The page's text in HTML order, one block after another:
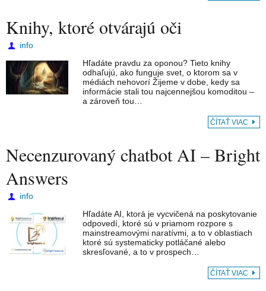
Knihy, ktoré otvárajú oči
info
Hľadáte pravdu za oponou? Tieto knihy
odhaľujú, ako funguje svet, o ktorom sa v
médiách nehovorí Žijeme v dobe, kedy sa
informácie stali tou najcennejšou komoditou –
a zároveň tou…
ČÍTAŤ VIAC
Necenzurovaný chatbot AI – Bright
Answers
info
Hľadáte AI, ktorá je vycvičená na poskytovanie
odpovedí, ktoré sú v priamom rozpore s
mainstreamovými naratívmi, a to v oblastiach
ktoré sú systematicky potláčané alebo
skresľované, a to v prospech…
ČÍTAŤ VIAC